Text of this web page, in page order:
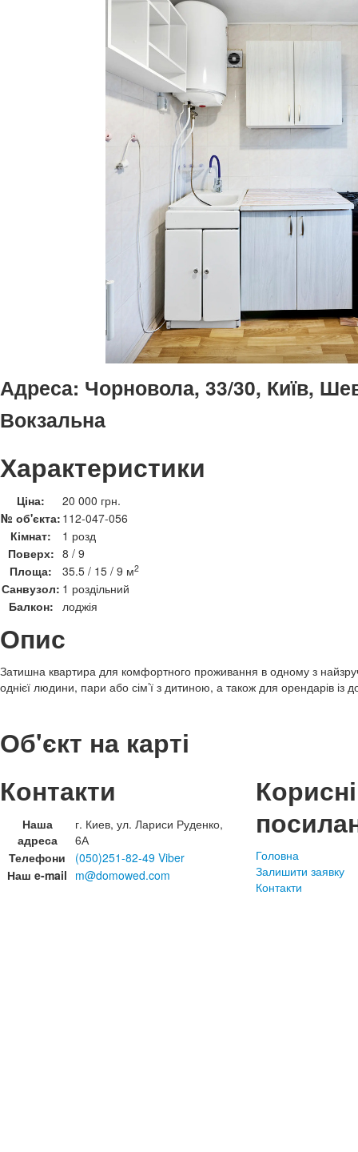
Адреса: Чорновола, 33/30, Київ,
Вокзальна
Характеристики
Ціна:
20 000 грн.
№ об'єкта: 112-047-056
Кімнат:
1 розд
Поверх: 8 / 9
Площа:
35.5 / 15 / 9 м2
Санвузол: 1 роздільний
Балкон: лоджія
Опис
Затишна квартира для комфортного проживання в одному з
однієї людини, пари або сім’ї з дитиною, а також для орендарів
Об'єкт на карті
Контакти
Наша
адреса
г. Киев, ул. Лариси Руденко,
6А
Телефони
(050)251-82-49 Viber
Наш e-mail m@domowed.com
Корисні
Головна
Залишити заявку
Контакти